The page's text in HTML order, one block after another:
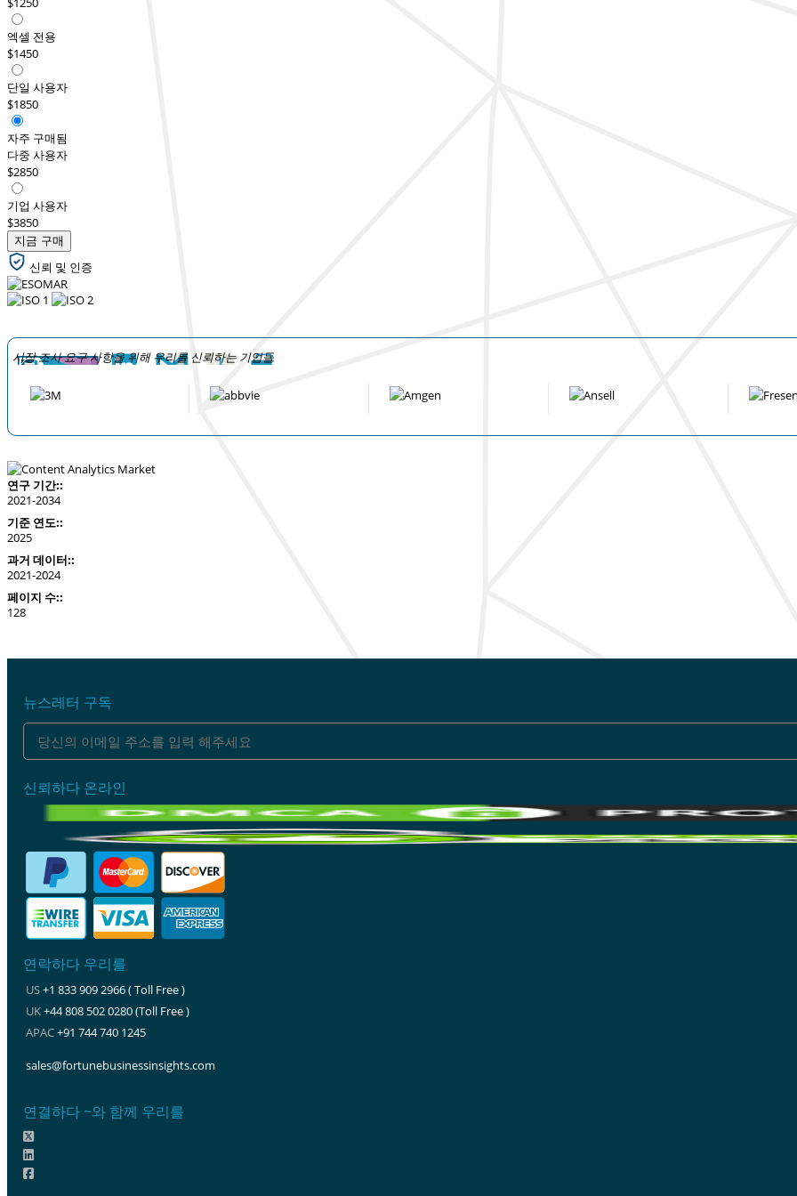
엑셀 전용
$1450
단일 사용자
$1850
자주 구매됨
다중 사용자
$2850
기업 사용자
$3850
지금 구매
신뢰 및 인증
시장 조사 요구 사항을 위해 우리를 신뢰하는 기업들
연구 기간::
2021-2034
기준 연도::
2025
과거 데이터::
2021-2024
페이지 수::
128
뉴스레터 구독
신뢰하다 온라인
연락하다 우리를
US+1 833 909 2966 ( Toll Free )
UK+44 808 502 0280 (Toll Free )
APAC+91 744 740 1245
sales@fortunebusinessinsights.com
연결하다 ~와 함께 우리를